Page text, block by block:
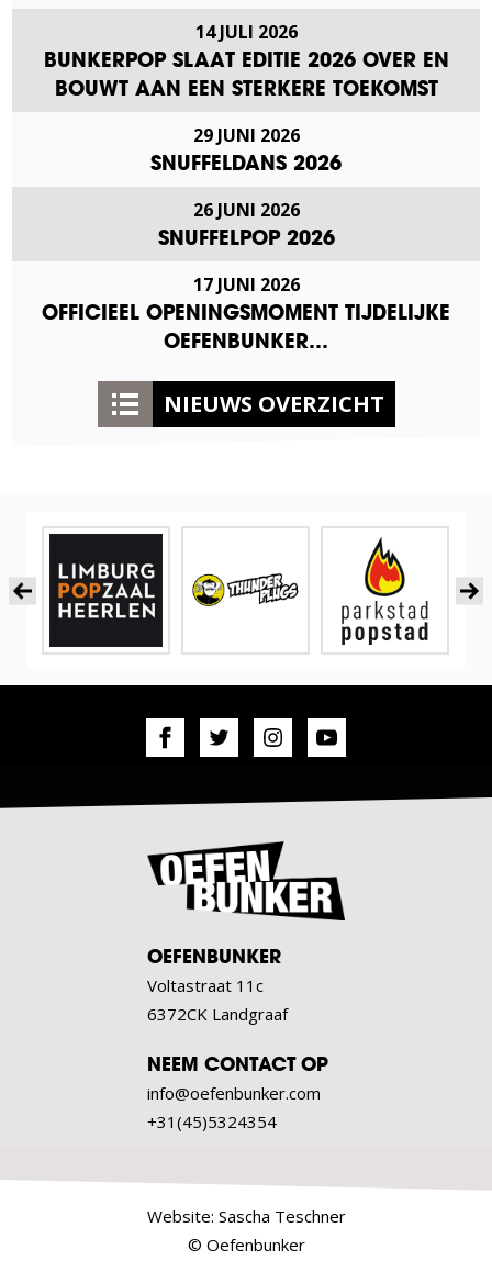
14 JULI 2026
BUNKERPOP SLAAT EDITIE 2026 OVER EN
BOUWT AAN EEN STERKERE TOEKOMST
29 JUNI 2026
SNUFFELDANS 2026
26 JUNI 2026
SNUFFELPOP 2026
17 JUNI 2026
OFFICIEEL OPENINGSMOMENT TIJDELIJKE
OEFENBUNKER…
NIEUWS OVERZICHT
OEFENBUNKER
Voltastraat 11c
6372CK Landgraaf
NEEM CONTACT OP
info@oefenbunker.com
+31(45)5324354
Website: Sascha Teschner
© Oefenbunker